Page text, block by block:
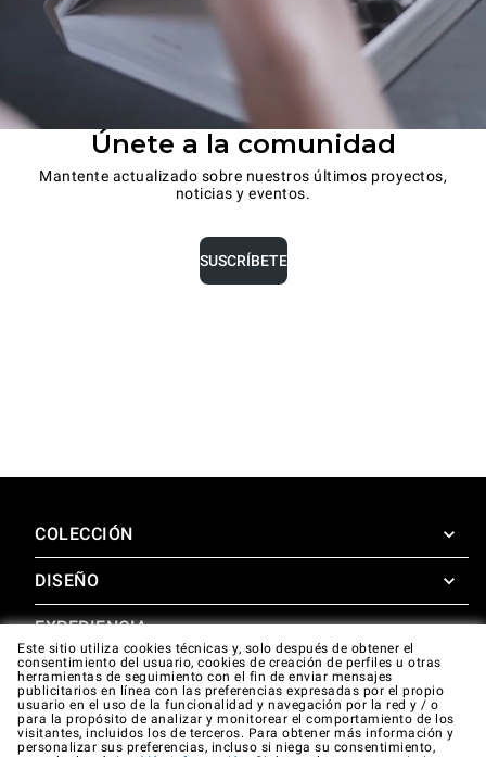
Únete a la comunidad
Mantente actualizado sobre nuestros últimos proyectos,
noticias y eventos.
SUSCRÍBETE
COLECCIÓN
SuperOven
Accesorios
DISEÑO
Design Lounge
Descargas
Galería
EXPERIENCIA
SuperOven Experience
Unox Casa App
APOYO
Garantía
Este sitio utiliza cookies técnicas y, solo después de obtener el
consentimiento del usuario, cookies de creación de perfiles u otras
herramientas de seguimiento con el fin de enviar mensajes
publicitarios en línea con las preferencias expresadas por el propio
usuario en el uso de la funcionalidad y navegación por la red y / o
para la propósito de analizar y monitorear el comportamiento de los
visitantes, incluidos los de terceros. Para obtener más información y
personalizar sus preferencias, incluso si niega su consentimiento,